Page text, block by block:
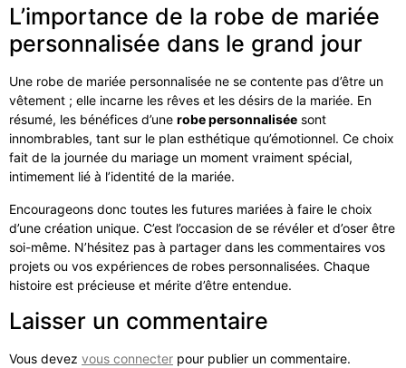
L’importance de la robe de mariée
personnalisée dans le grand jour
Une robe de mariée personnalisée ne se contente pas d’être un
vêtement ; elle incarne les rêves et les désirs de la mariée. En
résumé, les bénéfices d’une robe personnalisée sont
innombrables, tant sur le plan esthétique qu’émotionnel. Ce choix
fait de la journée du mariage un moment vraiment spécial,
intimement lié à l’identité de la mariée.
Encourageons donc toutes les futures mariées à faire le choix
d’une création unique. C’est l’occasion de se révéler et d’oser être
soi-même. N’hésitez pas à partager dans les commentaires vos
projets ou vos expériences de robes personnalisées. Chaque
histoire est précieuse et mérite d’être entendue.
Laisser un commentaire
Vous devez vous connecter pour publier un commentaire.